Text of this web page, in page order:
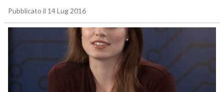
Pubblicato il 14 Lug 2016